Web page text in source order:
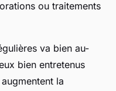
ou traitements
va bien au-
bien entretenus
la